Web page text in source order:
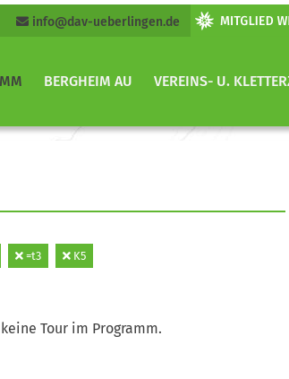
info@dav-ueberlingen.de
BERGHEIM AU VEREINS- U.
=t3 K5
Tour im Programm.